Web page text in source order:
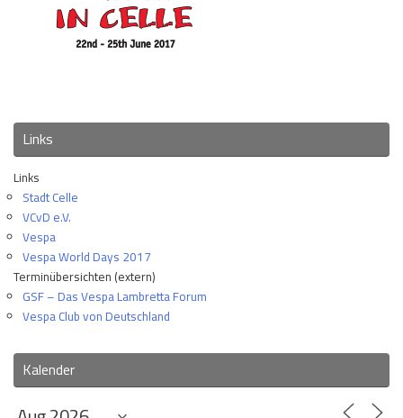
Links
Links
Stadt Celle
VCvD e.V.
Vespa
Vespa World Days 2017
Terminübersichten (extern)
GSF – Das Vespa Lambretta Forum
Vespa Club von Deutschland
Kalender